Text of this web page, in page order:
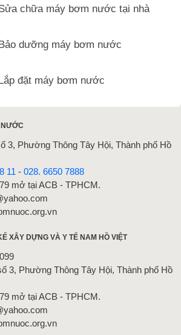
chữa máy bơm nước tại nhà
Bảo dưỡng máy bơm nước
Lắp đặt máy bơm nước
3, Phường Thông Tây Hội, Thành phố Hồ
11 -028. 6650 7888
mở tại ACB - TPHCM.
XÂY DỰNG VÀ Y TẾ NAM HỒ VIỆT
3, Phường Thông Tây Hội, Thành phố Hồ
mở tại ACB - TPHCM.